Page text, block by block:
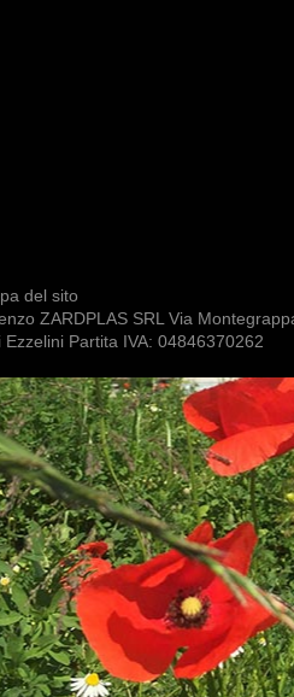
del sito
ZARDPLAS SRL Via
Partita IVA: 04846370262